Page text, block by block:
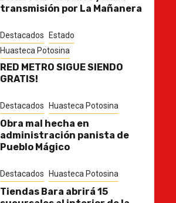
transmisión por La Mañanera
Destacados
Estado
Huasteca Potosina
RED METRO SIGUE SIENDO
GRATIS!
Destacados Huasteca Potosina
Obra mal hecha en
administración panista de
Pueblo Mágico
Destacados Huasteca Potosina
Tiendas Bara abrirá 15